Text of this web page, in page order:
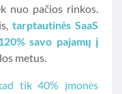
nuo pačios rinkos.
tarptautinės SaaS
savo pajamų į
metus.
tik 40% įmonės